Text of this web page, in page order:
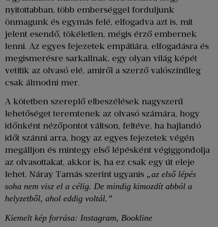
nyitottabban, több emberséggel forduljunk
önmagunk és egymás felé, elfogadva azt is, mit
jelent esendő, tökéletlen, mégis érző embernek
lenni. Az egyes fejezetek empátiára, elfogadásra és
megismerésre sarkallnak, egy olyan világ képét
vetítik az olvasó elé, amiről a szerző valószínűleg
csak álmodni mer.
A kötetben szereplő elbeszélések nagyszerű
lehetőséget teremtenek az olvasó számára, hogy
időnként nézőpontot váltson, feltéve, ha hajlandó
időt szánni arra, hogy az egyes fejezetek végén
megálljon és mintegy első lépésként végiggondolja
az olvasottakat, akkor is, ha ez csak egy út eleje
lehet. Náray Tamás szerint ugyanis „az első lépés
soha nem visz el a célig. De mindig kimozdít abból a
helyzetből, ahol eddig voltál.”
Kiemelt kép forrása: Instagram, Bookline